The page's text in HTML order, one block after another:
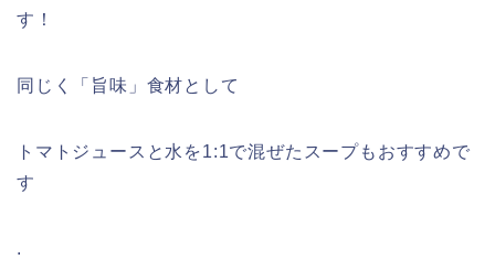
す！
同じく「旨味」食材として
トマトジュースと水を1:1で混ぜたスープもおすすめで
す
.